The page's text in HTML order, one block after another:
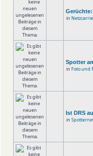
in
Spotter
in Foto und
Ist DRS
in